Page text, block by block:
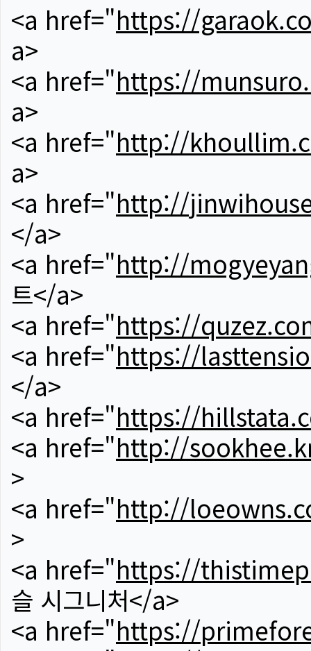
<a href="https://
a>
<a href="https://
a>
<a href="http://
a>
<a href="http://
</a>
<a href="http://
트</a>
<a href="https://
<a href="https://
</a>
<a href="https://
<a href="http://
>
<a href="http://
>
<a href="https://
슬 시그니처</a>
<a href="https://